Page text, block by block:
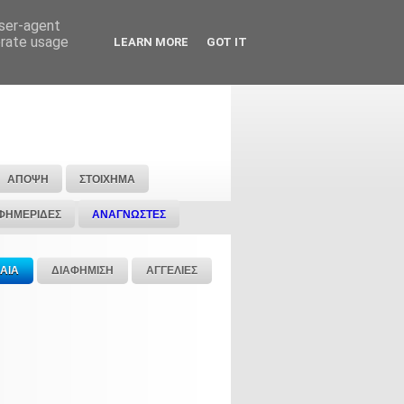
ΑΠΟΨΗ ΣΤΟΙΧΗΜΑ
ΑΝΑΓΝΩΣΤΕΣ
ΔΙΑΦΗΜΙΣΗ ΑΓΓΕΛΙΕΣ
agent
usage
LEARN MORE GOT IT